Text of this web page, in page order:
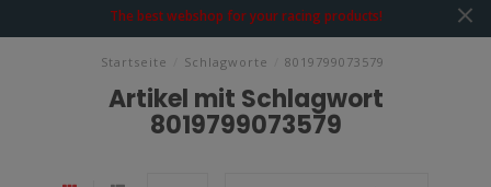
The best webshop for your racing products!
Startseite Schlagworte 8019799073579
Artikel mit Schlagwort
8019799073579